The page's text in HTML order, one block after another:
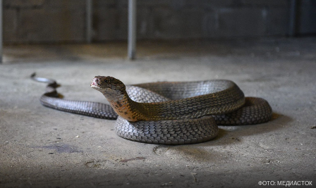
ФОТО: МЕДИАСТОК